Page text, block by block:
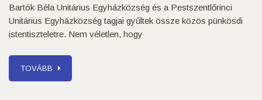
Bartók Béla Unitárius Egyházközség és a Pestszentlőrinci
Unitárius Egyházközség tagjai gyűltek össze közös pünkösdi
istentiszteletre. Nem véletlen, hogy
TOVÁBB